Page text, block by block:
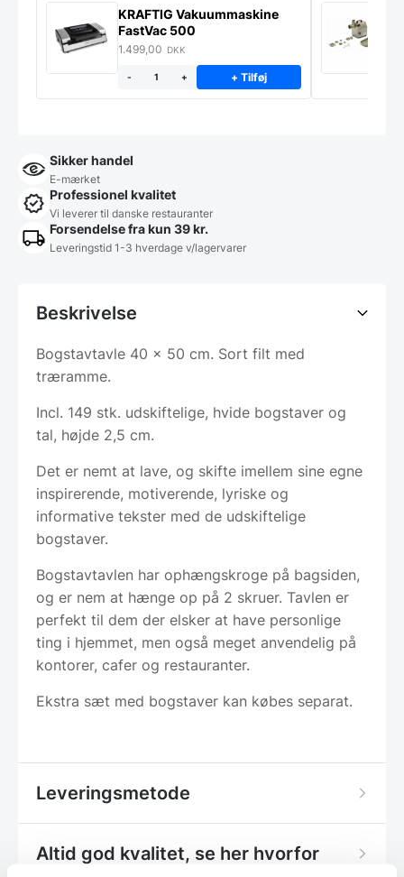
KRAFTIG Vakuummaskine
FastVac 500
1.499,00 DKK
- + + Tilføj
Sikker handel
E-mærket
Professionel kvalitet
Vi leverer til danske restauranter
Forsendelse fra kun 39 kr.
Leveringstid 1-3 hverdage v/lagervarer
Beskrivelse
Bogstavtavle 40 x 50 cm. Sort filt med
træramme.
Incl. 149 stk. udskiftelige, hvide bogstaver og
tal, højde 2,5 cm.
Det er nemt at lave, og skifte imellem sine egne
inspirerende, motiverende, lyriske og
informative tekster med de udskiftelige
bogstaver.
Bogstavtavlen har ophængskroge på bagsiden,
og er nem at hænge op på 2 skruer. Tavlen er
perfekt til dem der elsker at have personlige
ting i hjemmet, men også meget anvendelig på
kontorer, cafer og restauranter.
Ekstra sæt med bogstaver kan købes separat.
Leveringsmetode
Altid god kvalitet, se her hvorfor